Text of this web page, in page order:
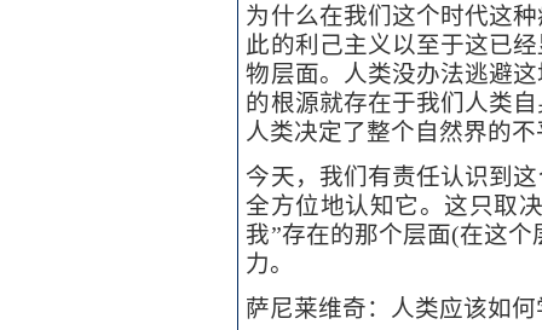
为什么在我们这个时代这
此的利己主义以至于这已
物层面。人类没办法逃避
的根源就存在于我们人类
人类决定了整个自然界的
今天，我们有责任认识到
全方位地认知它。这只取
我”存在的那个层面(在这
力。
萨尼莱维奇：人类应该如